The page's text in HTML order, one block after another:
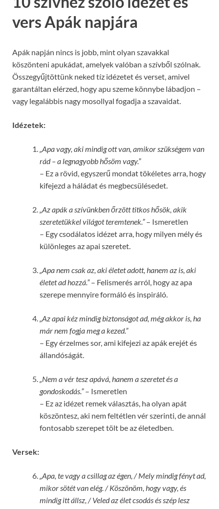
vers Apák napjára
Apák napján nincs is jobb, mint olyan szavakkal
köszönteni apukádat, amelyek valóban a szívből szólnak.
Összegyűjtöttünk neked tíz idézetet és verset, amivel
garantáltan elérzed, hogy apu szeme könnybe lábadjon –
vagy legalábbis nagy mosollyal fogadja a szavaidat.
Idézetek:
„Apa vagy, aki mindig ott van, amikor szükségem van
rád – a legnagyobb hősöm vagy.”
– Ez a rövid, egyszerű mondat tökéletes arra, hogy
kifejezd a háládat és megbecsülésedet.
„Az apák a szívünkben őrzött titkos hősök, akik
szeretetükkel világot teremtenek.”– Ismeretlen
– Egy csodálatos idézet arra, hogy milyen mély és
különleges az apai szeretet.
„Apa nem csak az, aki életet adott, hanem az is, aki
életet ad hozzá.”– Felismerés arról, hogy az apa
szerepe mennyire formáló és inspiráló.
„Az apai kéz mindig biztonságot ad, még akkor is, ha
már nem fogja meg a kezed.”
– Egy érzelmes sor, ami kifejezi az apák erejét és
állandóságát.
„Nem a vér tesz apává, hanem a szeretet és a
gondoskodás.”– Ismeretlen
– Ez az idézet remek választás, ha olyan apát
köszöntesz, aki nem feltétlen vér szerinti, de annál
fontosabb szerepet tölt be az életedben.
Versek:
„Apa, te vagy a csillag az égen, / Mely mindig fényt ad,
mikor sötét van elég. / Köszönöm, hogy vagy, és
mindig itt állsz, / Veled az élet csodás és szép lesz